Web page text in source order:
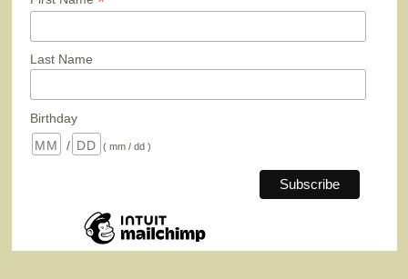
Last Name
Birthday
/
( mm / dd )